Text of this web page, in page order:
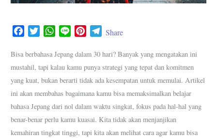
c
e
b
k
i
t
t
W
a
t
s
A
p
n
e
n
t
e
s
t
T
l
e
g
m
Share
Bisa berbahasa Jepang dalam 30 hari? Banyak yang mengatakan ini
mustahil, tapi kalau kamu punya strategi yang tepat dan komitmen
yang kuat, bukan berarti tidak ada kesempatan untuk memulai. Artikel
ini akan membahas bagaimana kamu bisa memaksimalkan belajar
bahasa Jepang dari nol dalam waktu singkat, fokus pada hal-hal yang
benar-benar perlu kamu kuasai. Kita tidak akan menjanjikan
kemahiran tingkat tinggi, tapi kita akan melihat cara agar kamu bisa